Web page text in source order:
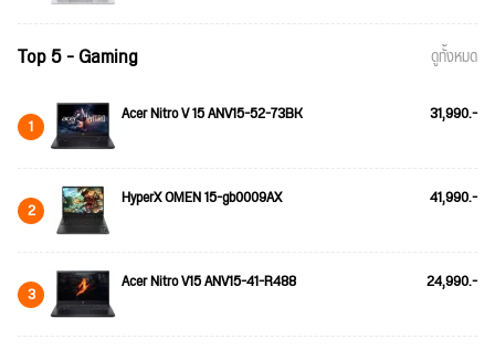
Top 5 - Gaming ดูทั้งหมด
1 Acer Nitro V 15 ANV15-52-73BK 31,990.-
2 HyperX OMEN 15-gb0009AX 41,990.-
3 Acer Nitro V15 ANV15-41-R488 24,990.-